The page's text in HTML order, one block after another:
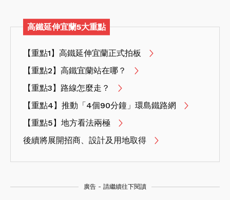
高鐵延伸宜蘭5大重點
【重點1】高鐵延伸宜蘭正式拍板
【重點2】高鐵宜蘭站在哪？
【重點3】路線怎麼走？
【重點4】推動「4個90分鐘」環島鐵路網
【重點5】地方看法兩極
後續將展開招商、設計及用地取得
廣告 - 請繼續往下閱讀